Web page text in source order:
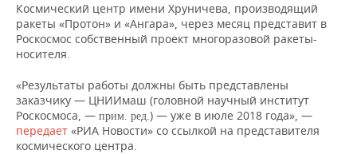
КОРОЛИ ГОСЗАКАЗА ПФО
ВУЗЫ ТАТАРСТАНА
КОМУ ПРИНАДЛЕЖАТ
ТОРГОВЫЕ ЦЕНТРЫ
ТАТАРСТАНА
ФИНАНСЫ
БАНКИ
БЮДЖЕТ
ИНВЕСТИЦИИ
НОВОСТИ
ПРОМЫШЛЕННОСТИ
МАШИНОСТРОЕНИЕ
НЕФТЕХИМИЯ
НЕДВИЖИМОСТЬ
НОВОСТИ НЕДВИЖИМОСТИ
АВТО
НОВОСТИ АВТО
БИЗНЕС
НОВОСТИ БИЗНЕСА
ТЕХНОЛОГИИ
Космический центр имени Хруничева, производящий
ракеты «Протон» и «Ангара», через месяц представит в
Роскосмос собственный проект многоразовой ракеты-
носителя.
«Результаты работы должны быть представлены
заказчику — ЦНИИмаш (головной научный институт
Роскосмоса, — прим. ред.) — уже в июле 2018 года», —
передает «РИА Новости» со ссылкой на представителя
космического центра.